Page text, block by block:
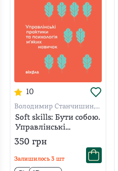
10
Володимир Станчишин,
Олена Жильцова
Soft skills: Бути собою.
Управлінські
практики та
психологія мʼяких
навичок
350 грн
Залишилось 3 шт